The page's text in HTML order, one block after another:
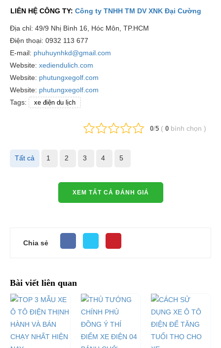
LIÊN HỆ CÔNG TY: Công ty TNHH TM DV XNK Đại Cường
Địa chỉ: 49/9 Nhị Bình 16, Hóc Môn, TP.HCM
Điện thoại: 0932 113 677
E-mail: phuhuynhkd@gmail.com
Website: xediendulich.com
Website: phutungxegolf.com
Website: phutungxegolf.com
Tags:
xe điện du lịch
0/5 ( 0 bình chọn )
Tất cả 1 2 3 4 5
XEM TẤT CẢ ĐÁNH GIÁ
Chia sẻ
Bài viết liên quan